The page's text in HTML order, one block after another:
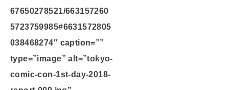
67650278521/663157260
5723759985#6631572805
038468274″ caption=””
type=”image” alt=”tokyo-
comic-con-1st-day-2018-